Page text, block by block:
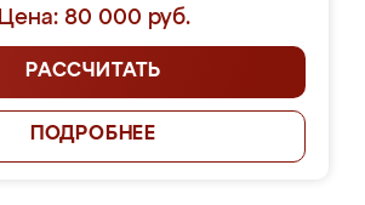
Цена: 80 000 руб.
РАССЧИТАТЬ
ПОДРОБНЕЕ